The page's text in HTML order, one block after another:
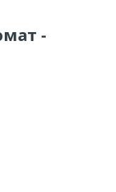
-